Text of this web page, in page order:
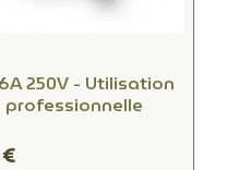
250V - Utilisation